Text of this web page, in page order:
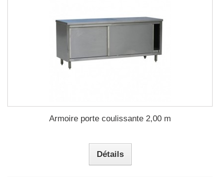
Armoire porte coulissante 2,00 m
Détails